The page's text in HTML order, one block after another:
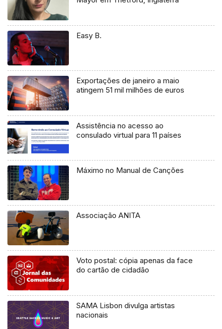
Easy B.
Exportações de janeiro a maio
atingem 51 mil milhões de euros
Assistência no acesso ao
consulado virtual para 11 países
Máximo no Manual de Canções
Associação ANITA
Voto postal: cópia apenas da face
do cartão de cidadão
SAMA Lisbon divulga artistas
nacionais